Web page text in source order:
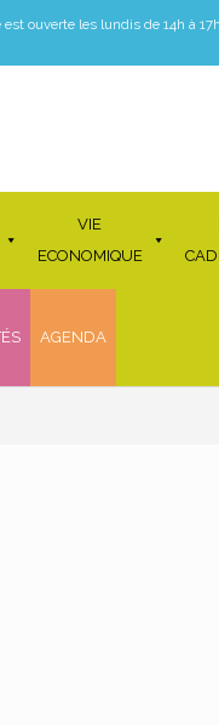
est ouverte les lundis de 14h à
VIE
ECONOMIQUE
AGENDA